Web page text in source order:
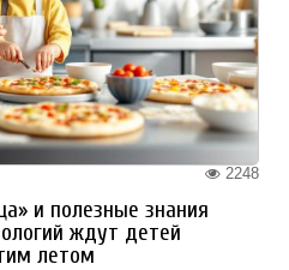
2248
и полезные знания
ждут детей
летом